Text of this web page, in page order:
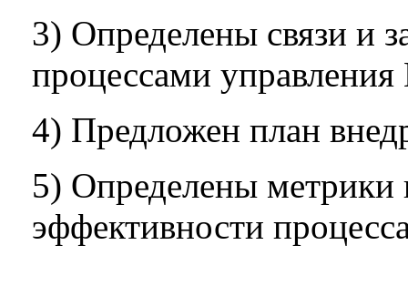
3) Определены связи и
процессами
4) Предложен план
5) Определены
эффективности